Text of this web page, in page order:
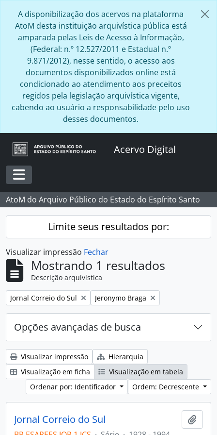
A disponibilização dos acervos na plataforma
AtoM desta instituição arquivística pública está
amparada pelas Leis de Acesso à Informação,
(Federal: n.º 12.527/2011 e Estadual n.º
9.871/2012), nesse sentido, o acesso aos
documentos disponibilizados online está
condicionado ao atendimento aos preceitos
regidos pela legislação arquivística vigente,
cabendo ao usuário a responsabilidade pelo uso
desses documentos.
Acervo Digital
Toggle navigation
AtoM do Arquivo Público do Estado do Espírito Santo
Limite seus resultados por:
Visualizar impressão Fechar
Mostrando 1 resultados
Descrição arquivística
Remover filtro:
Jornal Correio do Sul Remover filtro:
Jeronymo Braga
Opções avançadas de busca
Visualizar impressão
Hierarquia
Visualização em ficha
Visualização em tabela
Ordenar por: Identificador
Ordem: Decrescente
Jornal Correio do Sul